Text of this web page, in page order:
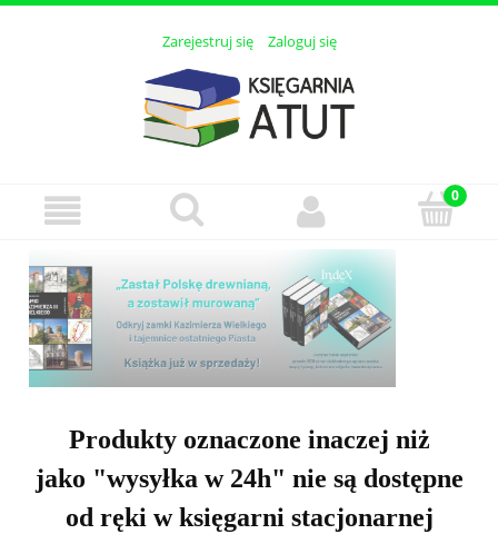
Zarejestruj się Zaloguj się
Produkty oznaczone inaczej niż
jako "wysyłka w 24h" nie są dostępne
od ręki w księgarni stacjonarnej